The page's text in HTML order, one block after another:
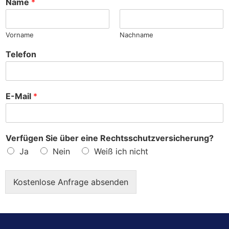
e
Name *
Vorname Nachname
Telefon
E-Mail *
Verfügen Sie über eine Rechtsschutzversicherung?
Ja
Nein Weiß ich nicht
Kostenlose Anfrage absenden